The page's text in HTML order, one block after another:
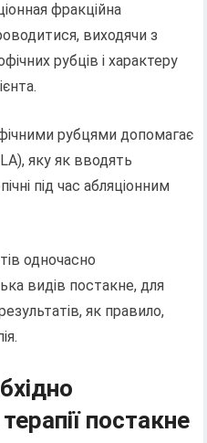
фракційна
виходячи з
рубців і характеру
рубцями допомагає
яку як вводять
під час абляціонним
одночасно
видів постакне, для
як правило,
постакне